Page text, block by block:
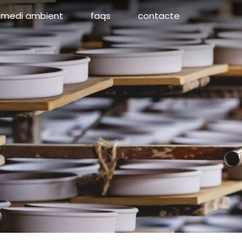
medi ambient faqs contacte